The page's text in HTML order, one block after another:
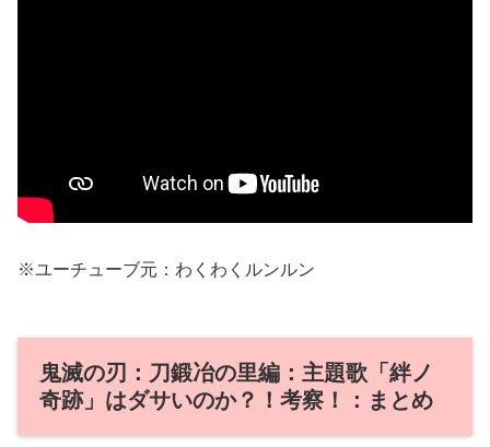
※ユーチューブ元：わくわくルンルン
鬼滅の刃：刀鍛冶の里編：主題歌「絆ノ
奇跡」はダサいのか？！考察！：まとめ